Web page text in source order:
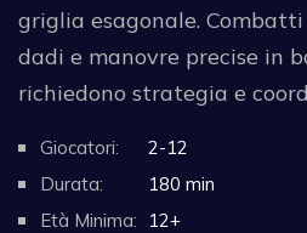
griglia esagonale.
dadi e manovre precise in
richiedono strategia e
Giocatori:
2-12
Durata:
180 min
Età Minima:
12+